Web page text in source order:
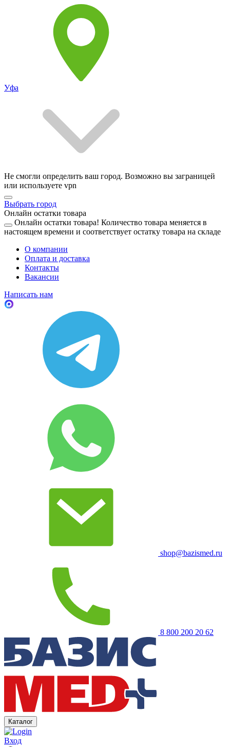
Уфа
Не смогли определить ваш город. Возможно вы заграницей
или используете vpn
Выбрать город
Онлайн остатки товара
Онлайн остатки товара! Количество товара меняется в
настоящем времени и соответствует остатку товара на складе
О компании
Оплата и доставка
Контакты
Вакансии
Написать нам
shop@bazismed.ru
8 800 200 20 62
Каталог
Вход